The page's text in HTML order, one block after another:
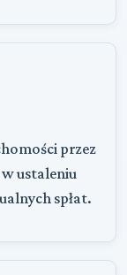
przez
ustaleniu
spłat.